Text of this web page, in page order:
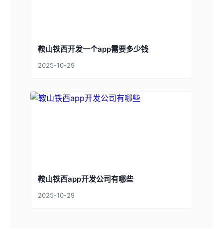
鞍山铁西开发一个app需要多少钱
2025-10-29
鞍山铁西app开发公司有哪些
2025-10-29